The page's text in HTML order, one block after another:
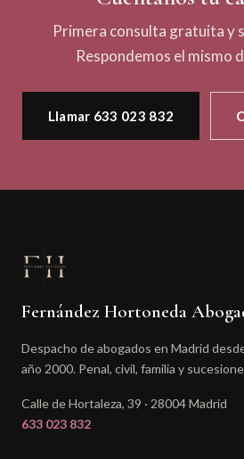
Primera consulta gratuita y
Respondemos el mismo
Llamar 633 023 832
Fernández Hortoneda
Despacho de abogados en Madrid
año 2000. Penal, civil, familia y
Calle de Hortaleza, 39 · 28004 Madrid
633 023 832